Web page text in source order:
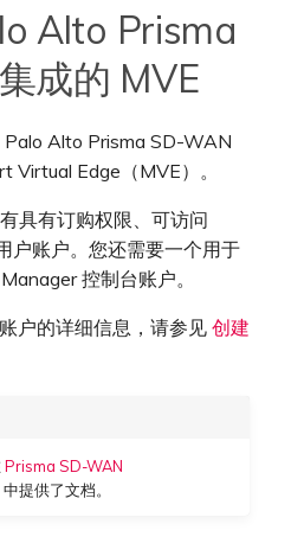
强制多重身份验证
设置单点登录
邀请用户加入账户
提供技术支持联系方式
阿里云专线接入
AWS Direct Connect
Azure ExpressRoute
阿里云 MCR 连接
AWS Direct Connect
Azure MCR 连接
DigitalOcean MCR 连接
连接
Aviatrix
Cisco SD-WAN
Fortinet FortiGate
VMware SD-WAN
路由汇总
配置 BGP 高级设置
手动创建 MVE
创建 SD-WAN MVE
使用 Cisco Meraki 创建 MVE
使用 Cisco Secure Firewall
Threat Defense Virtual 创建
MVE
AMS-IX 连接
France-IX 连接
迁移 IX
关闭 IX
终止 IX
诊断)
IX 遥测
BGP 社区
城域 ID
容量错误
Port 或 VXC 丢包
吞吐量与性能
VXC 连接性
MCR BGP 会话中断
其他 MCR 问题
SD-WAN 管理连接
IX BGP 会话中断
Alto Prisma
成的 MVE
Alto Prisma SD-WAN
Virtual Edge（MVE）。
具有订购权限、可访问
户账户。您还需要一个用于
控制台账户。
户的详细信息，请参见 创建
Prisma SD-WAN
中提供了文档。